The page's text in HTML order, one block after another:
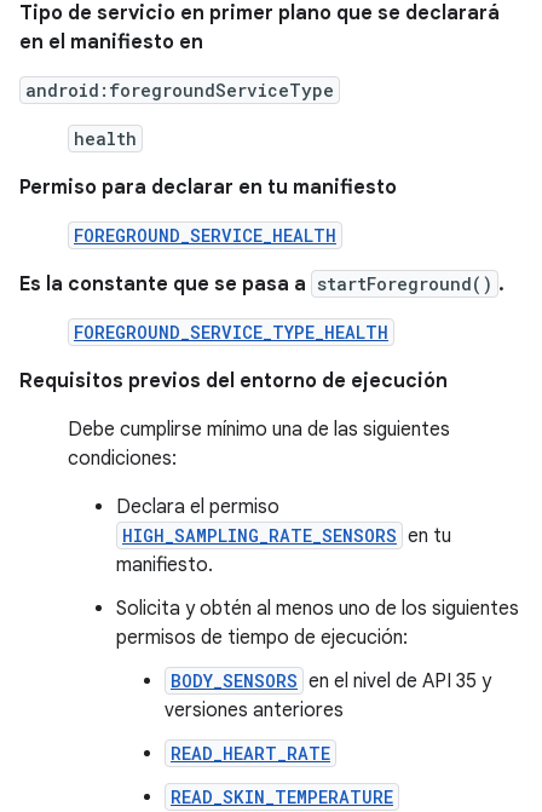
Tipo de servicio en primer plano que se declarará
en el manifiesto en
android:foregroundServiceType
health
Permiso para declarar en tu manifiesto
FOREGROUND_SERVICE_HEALTH
Es la constante que se pasa a startForeground() .
FOREGROUND_SERVICE_TYPE_HEALTH
Requisitos previos del entorno de ejecución
Debe cumplirse mínimo una de las siguientes
condiciones:
Declara el permiso
HIGH_SAMPLING_RATE_SENSORS en tu
manifiesto.
Solicita y obtén al menos uno de los siguientes
permisos de tiempo de ejecución:
BODY_SENSORS en el nivel de API 35 y
versiones anteriores
READ_HEART_RATE
READ_SKIN_TEMPERATURE